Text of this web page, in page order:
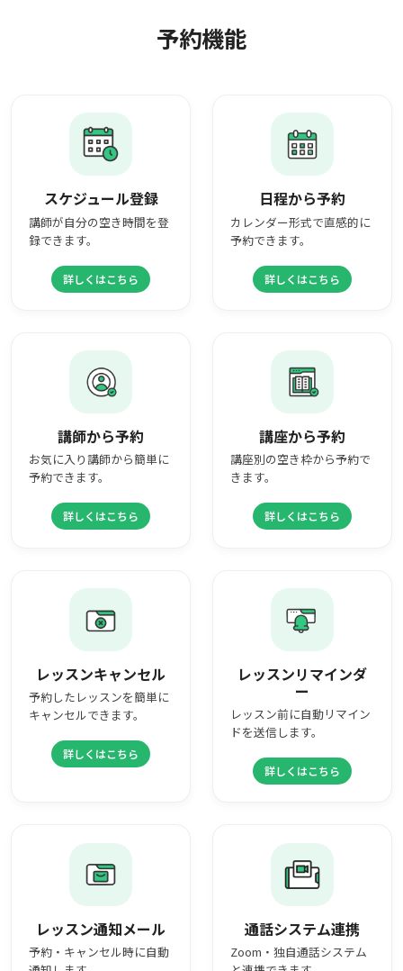
予約機能
スケジュール登録
講師が自分の空き時間を登
録できます。
詳しくはこちら
日程から予約
カレンダー形式で直感的に
予約できます。
詳しくはこちら
講師から予約
お気に入り講師から簡単に
予約できます。
詳しくはこちら
講座から予約
講座別の空き枠から予約で
きます。
詳しくはこちら
レッスンキャンセル
予約したレッスンを簡単に
キャンセルできます。
詳しくはこちら
レッスンリマインダ
ー
レッスン前に自動リマイン
ドを送信します。
詳しくはこちら
レッスン通知メール
予約・キャンセル時に自動
通話システム連携
Zoom・独自通話システム